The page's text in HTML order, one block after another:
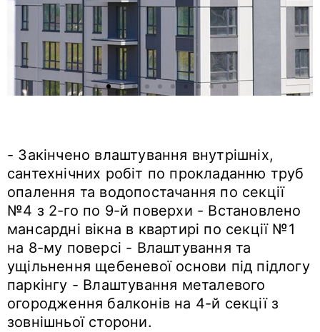
- Закінчено влаштування внутрішніх,
сантехнічних робіт по прокладанню труб
опалення та водопостачання по секції
№4 з 2-го по 9-й поверхи - Встановлено
мансардні вікна в квартирі по секції №1
на 8-му поверсі - Влаштування та
ущільнення щебеневої основи під підлогу
паркінгу - Влаштування металевого
огородження балконів на 4-й секції з
зовнішньої сторони.